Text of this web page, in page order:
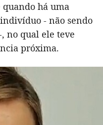
quando há uma
- não sendo
no qual ele teve
próxima.